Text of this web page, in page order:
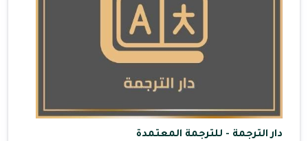
دار الترجمة - للترجمة المعتمدة